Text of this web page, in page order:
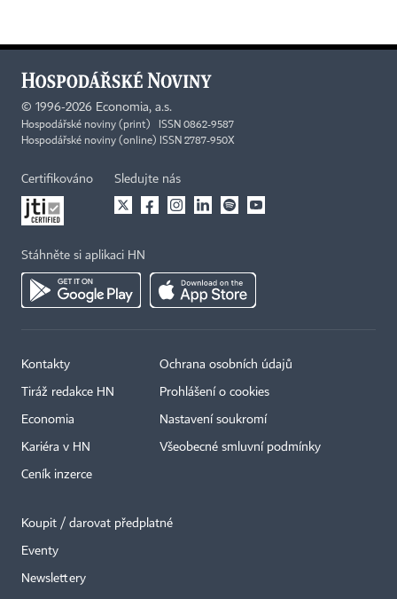
© 1996-2026 Economia, a.s.
Hospodářské noviny (print) ISSN 0862-9587
Hospodářské noviny (online) ISSN 2787-950X
Certifikováno Sledujte nás
Stáhněte si aplikaci HN
Kontakty
Tiráž redakce HN
Economia
Kariéra v HN
Ceník inzerce
Ochrana osobních údajů
Prohlášení o cookies
Nastavení soukromí
Všeobecné smluvní podmínky
Koupit / darovat předplatné
Eventy
Newslettery